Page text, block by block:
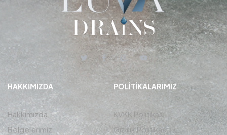
HAKKIMIZDA
Hakkımızda
Belgelerimiz
POLITIKALARIMIZ
KVKK Politikası
Gizlilik Politikası